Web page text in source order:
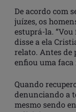
De acordo com
juízes, os
estuprá-la.
disse a ela
relato. Antes de
enfiou uma faca
Quando
denunciando a
mesmo sendo